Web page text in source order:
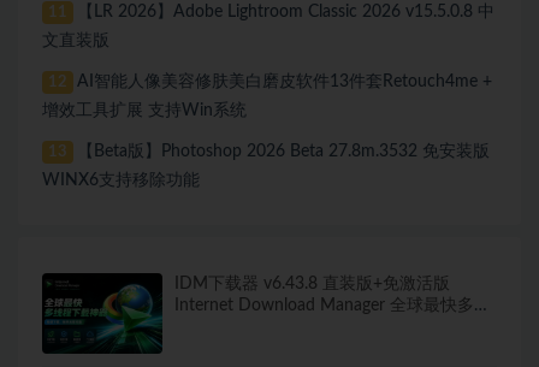
11
【LR 2026】Adobe Lightroom Classic 2026 v15.5.0.8 中
文直装版
12
AI智能人像美容修肤美白磨皮软件13件套Retouch4me +
增效工具扩展 支持Win系统
13
【Beta版】Photoshop 2026 Beta 27.8m.3532 免安装版
WINX6支持移除功能
IDM下载器 v6.43.8 直装版+免激活版
Internet Download Manager 全球最快多线